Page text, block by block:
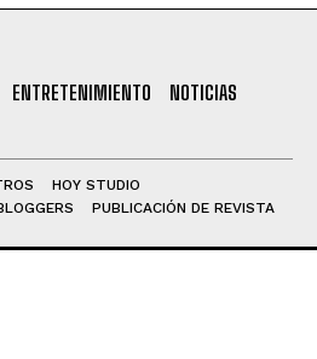
ENTRETENIMIENTO
NOTICIAS
HOY STUDIO
PUBLICACIÓN DE REVISTA